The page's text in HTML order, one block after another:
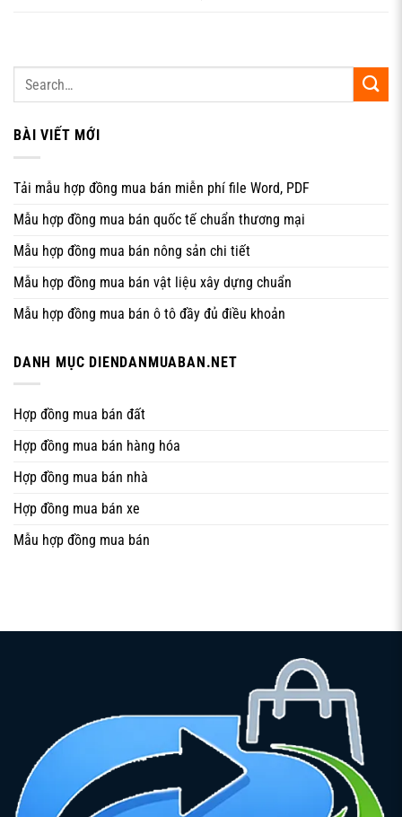
BÀI VIẾT MỚI
Tải mẫu hợp đồng mua bán miễn phí file Word, PDF
Mẫu hợp đồng mua bán quốc tế chuẩn thương mại
Mẫu hợp đồng mua bán nông sản chi tiết
Mẫu hợp đồng mua bán vật liệu xây dựng chuẩn
Mẫu hợp đồng mua bán ô tô đầy đủ điều khoản
DANH MỤC DIENDANMUABAN.NET
Hợp đồng mua bán đất
Hợp đồng mua bán hàng hóa
Hợp đồng mua bán nhà
Hợp đồng mua bán xe
Mẫu hợp đồng mua bán